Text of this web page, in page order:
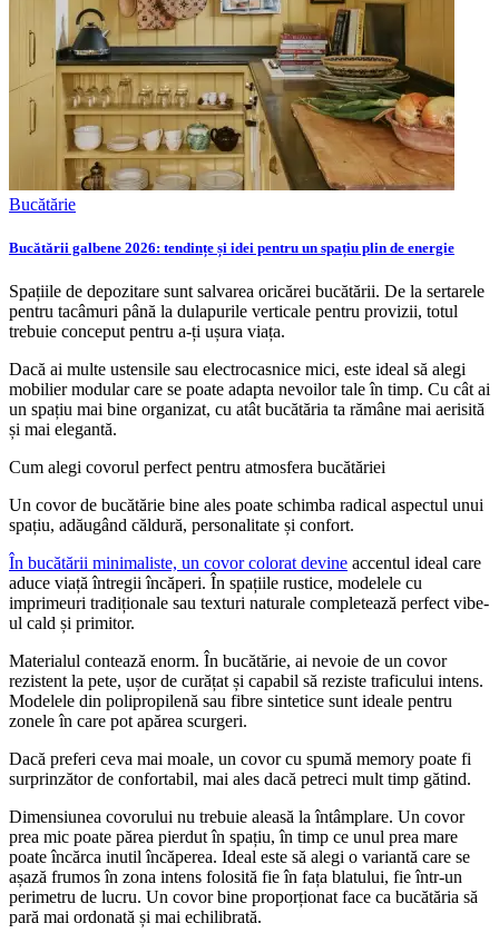
Bucătărie
Bucătării galbene 2026: tendințe și idei pentru un spațiu plin de energie
Spațiile de depozitare sunt salvarea oricărei bucătării. De la sertarele
pentru tacâmuri până la dulapurile verticale pentru provizii, totul
trebuie conceput pentru a-ți ușura viața.
Dacă ai multe ustensile sau electrocasnice mici, este ideal să alegi
mobilier modular care se poate adapta nevoilor tale în timp. Cu cât ai
un spațiu mai bine organizat, cu atât bucătăria ta rămâne mai aerisită
și mai elegantă.
Cum alegi covorul perfect pentru atmosfera bucătăriei
Un covor de bucătărie bine ales poate schimba radical aspectul unui
spațiu, adăugând căldură, personalitate și confort.
În bucătării minimaliste, un covor colorat devine accentul ideal care
aduce viață întregii încăperi. În spațiile rustice, modelele cu
imprimeuri tradiționale sau texturi naturale completează perfect vibe-
ul cald și primitor.
Materialul contează enorm. În bucătărie, ai nevoie de un covor
rezistent la pete, ușor de curățat și capabil să reziste traficului intens.
Modelele din polipropilenă sau fibre sintetice sunt ideale pentru
zonele în care pot apărea scurgeri.
Dacă preferi ceva mai moale, un covor cu spumă memory poate fi
surprinzător de confortabil, mai ales dacă petreci mult timp gătind.
Dimensiunea covorului nu trebuie aleasă la întâmplare. Un covor
prea mic poate părea pierdut în spațiu, în timp ce unul prea mare
poate încărca inutil încăperea. Ideal este să alegi o variantă care se
așază frumos în zona intens folosită fie în fața blatului, fie într-un
perimetru de lucru. Un covor bine proporționat face ca bucătăria să
pară mai ordonată și mai echilibrată.